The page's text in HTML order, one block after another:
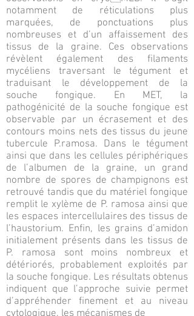
notamment de réticulations plus
marquées, de ponctuations plus
nombreuses et d’un affaissement des
tissus de la graine. Ces observations
révèlent également des filaments
mycéliens traversant le tégument et
traduisant le développement de la
souche fongique. En MET, la
pathogénicité de la souche fongique est
observable par un écrasement et des
contours moins nets des tissus du jeune
tubercule P.ramosa. Dans le tégument
ainsi que dans les cellules périphériques
de l’albumen de la graine, un grand
nombre de spores de champignons est
retrouvé tandis que du matériel fongique
remplit le xylème de P. ramosa ainsi que
les espaces intercellulaires des tissus de
l’haustorium. Enfin, les grains d’amidon
initialement présents dans les tissus de
P. ramosa sont moins nombreux et
détériorés, probablement exploités par
la souche fongique. Les résultats obtenus
indiquent que l’approche suivie permet
d’appréhender finement et au niveau
cytologique, les mécanismes de